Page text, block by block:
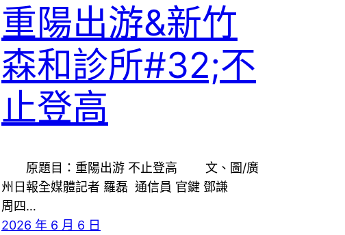
重陽出游&新竹
森和診所#32;不
止登高
原題目：重陽出游 不止登高 文、圖/廣
州日報全媒體記者 羅磊 通信員 官鍵 鄧謙
周四…
2026 年 6 月 6 日